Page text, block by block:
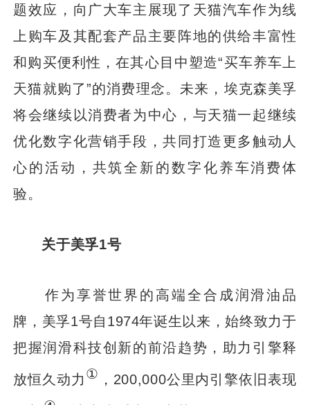
题效应，向广大车主展现了天猫汽车作为线
上购车及其配套产品主要阵地的供给丰富性
和购买便利性，在其心目中塑造“买车养车上
天猫就购了”的消费理念。未来，埃克森美孚
将会继续以消费者为中心，与天猫一起继续
优化数字化营销手段，共同打造更多触动人
心的活动，共筑全新的数字化养车消费体
验。
关于美孚1号
作为享誉世界的高端全合成润滑油品
牌，美孚1号自1974年诞生以来，始终致力于
把握润滑科技创新的前沿趋势，助力引擎释
放恒久动力 ① ，200,000公里内引擎依旧表现